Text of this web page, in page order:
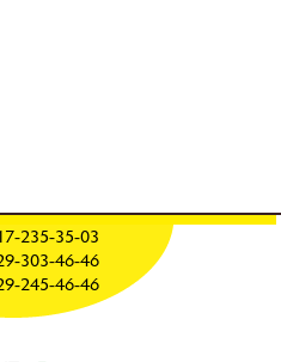
235-35-03
303-46-46
245-46-46